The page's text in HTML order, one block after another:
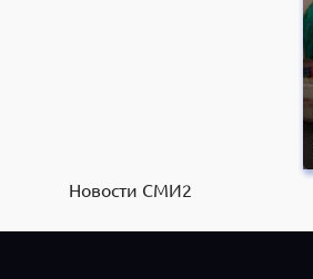
Новости СМИ2